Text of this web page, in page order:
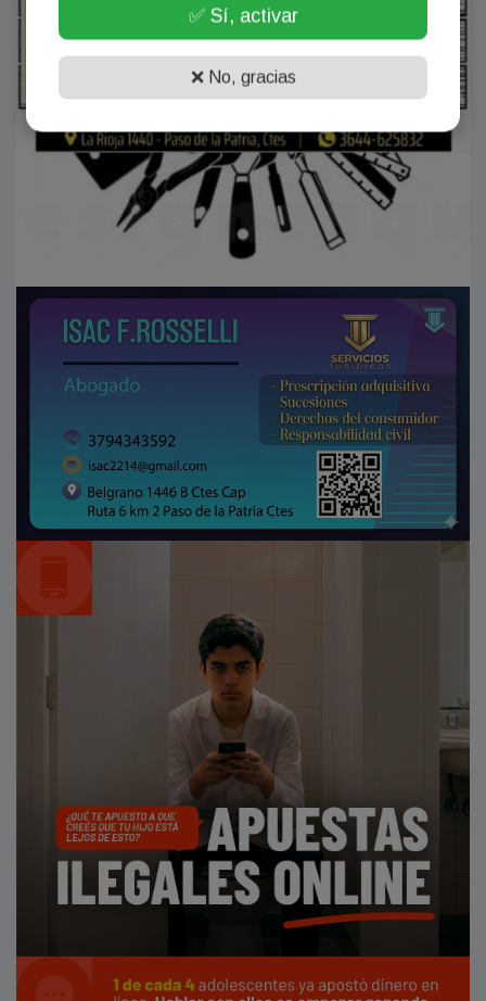
✅ Sí, activar
❌ No, gracias